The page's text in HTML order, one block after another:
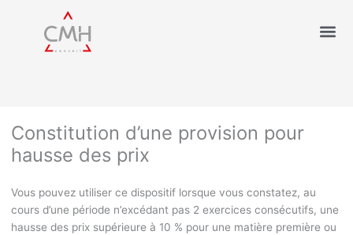
Constitution d’une provision pour
hausse des prix
Vous pouvez utiliser ce dispositif lorsque vous constatez, au
cours d’une période n’excédant pas 2 exercices consécutifs, une
hausse des prix supérieure à 10 % pour une matière première ou